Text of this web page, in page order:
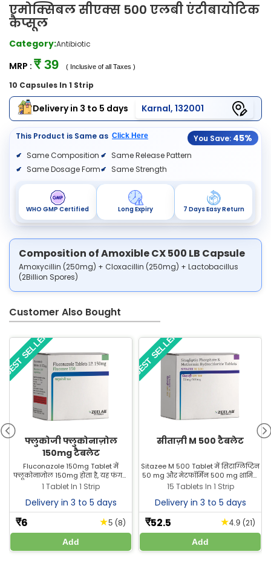
एमोक्सिबल सीएक्स 500 एलबी एंटीबायोटिक
कैप्सूल
Category:Antibiotic
MRP : ₹ 39 ( Inclusive of all Taxes )
10 Capsules In 1 Strip
Delivery in 3 to 5 days Karnal, 132001
This Product is Same as Click Here You Save: 45%
Same Composition
Same Dosage Form
Same Release Pattern
Same Strength
WHO GMP Certified Long Expiry 7 Days Easy Return
Composition of Amoxible CX 500 LB Capsule
Amoxycillin (250mg) + Cloxacillin (250mg) + Lactobacillus
(2Billion Spores)
Customer Also Bought
फ्लुकोजी फ्लुकोनाज़ोल
150mg टैबलेट
Fluconazole 150mg Tablet में
फ्लूकोनाजोल 150mg होता है, यह फंगल
इंफेक्शन के इलाज में उपयोग होती है।
Zeelab Pharmacy से सबसे अच्छी
कीमत पर खरीदें।
1 Tablet In 1 Strip
Delivery in 3 to 5 days
₹6 ★5 (8)
Add
BEST SELLER
सीताज़ी M 500 टैबलेट
Sitazee M 500 Tablet में सिटाग्लिप्टिन
50 mg और मेटफॉर्मिन 500 mg शामिल
हैं, जो टाइप 2 डायबिटीज को नियंत्रित करने
में मदद करती है। Zeelab Pharmacy से
इसे किफायती कीमत पर खरीदें।
15 Tablets In 1 Strip
Delivery in 3 to 5 days
₹52.5 ★4.9 (21)
Add
BEST SELLER